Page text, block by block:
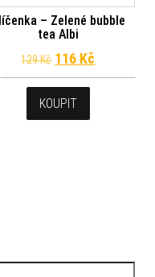
Kč.
je: 116 Kč.
– Zelené bubble
tea Albi
129Kč Původní cena
116 Kč
KOUPIT